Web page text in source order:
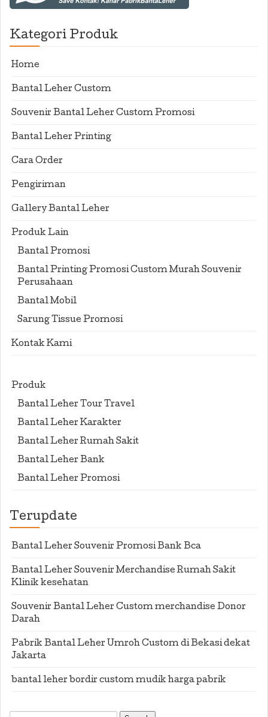
Kategori Produk
Home
Bantal Leher Custom
Souvenir Bantal Leher Custom Promosi
Bantal Leher Printing
Cara Order
Pengiriman
Gallery Bantal Leher
Produk Lain
Bantal Promosi
Bantal Printing Promosi Custom Murah Souvenir
Perusahaan
Bantal Mobil
Sarung Tissue Promosi
Kontak Kami
Produk
Bantal Leher Tour Travel
Bantal Leher Karakter
Bantal Leher Rumah Sakit
Bantal Leher Bank
Bantal Leher Promosi
Terupdate
Bantal Leher Souvenir Promosi Bank Bca
Bantal Leher Souvenir Merchandise Rumah Sakit
Klinik kesehatan
Souvenir Bantal Leher Custom merchandise Donor
Darah
Pabrik Bantal Leher Umroh Custom di Bekasi dekat
Jakarta
bantal leher bordir custom mudik harga pabrik